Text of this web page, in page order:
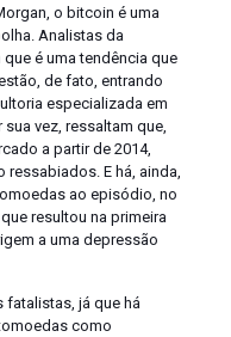
o bitcoin é uma
Analistas da
é uma tendência que
de fato, entrando
especializada em
vez, ressaltam que,
a partir de 2014,
E há, ainda,
ao episódio, no
resultou na primeira
a uma depressão
fatalistas, já que há
como